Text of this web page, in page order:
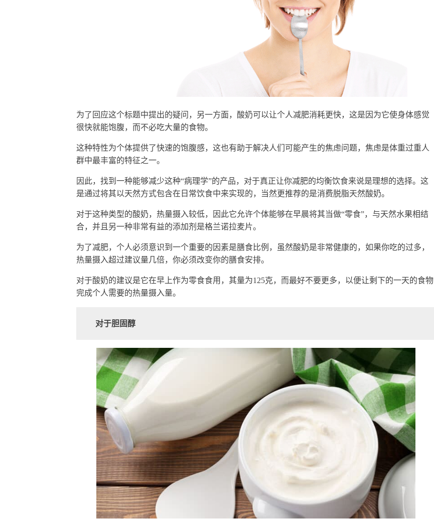
为了回应这个标题中提出的疑问，另一方面，酸奶可以让个人减肥消耗更快，这是因为它使身体感觉
很快就能饱腹，而不必吃大量的食物。
这种特性为个体提供了快速的饱腹感，这也有助于解决人们可能产生的焦虑问题，焦虑是体重过重人
群中最丰富的特征之一。
因此，找到一种能够减少这种“病理学”的产品，对于真正让你减肥的均衡饮食来说是理想的选择。这
是通过将其以天然方式包含在日常饮食中来实现的，当然更推荐的是消费脱脂天然酸奶。
对于这种类型的酸奶，热量摄入较低，因此它允许个体能够在早晨将其当做“零食”，与天然水果相结
合，并且另一种非常有益的添加剂是格兰诺拉麦片。
为了减肥，个人必须意识到一个重要的因素是膳食比例，虽然酸奶是非常健康的，如果你吃的过多，
热量摄入超过建议量几倍，你必须改变你的膳食安排。
对于酸奶的建议是它在早上作为零食食用，其量为125克，而最好不要更多，以便让剩下的一天的食物
完成个人需要的热量摄入量。
对于胆固醇